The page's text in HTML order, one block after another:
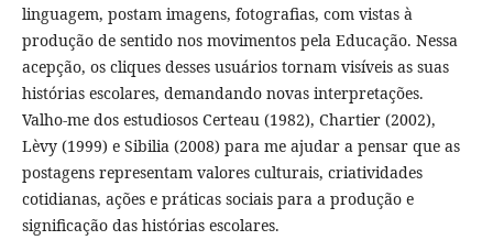
linguagem, postam imagens, fotografias, com vistas à
produção de sentido nos movimentos pela Educação. Nessa
acepção, os cliques desses usuários tornam visíveis as suas
histórias escolares, demandando novas interpretações.
Valho-me dos estudiosos Certeau (1982), Chartier (2002),
Lèvy (1999) e Sibilia (2008) para me ajudar a pensar que as
postagens representam valores culturais, criatividades
cotidianas, ações e práticas sociais para a produção e
significação das histórias escolares.